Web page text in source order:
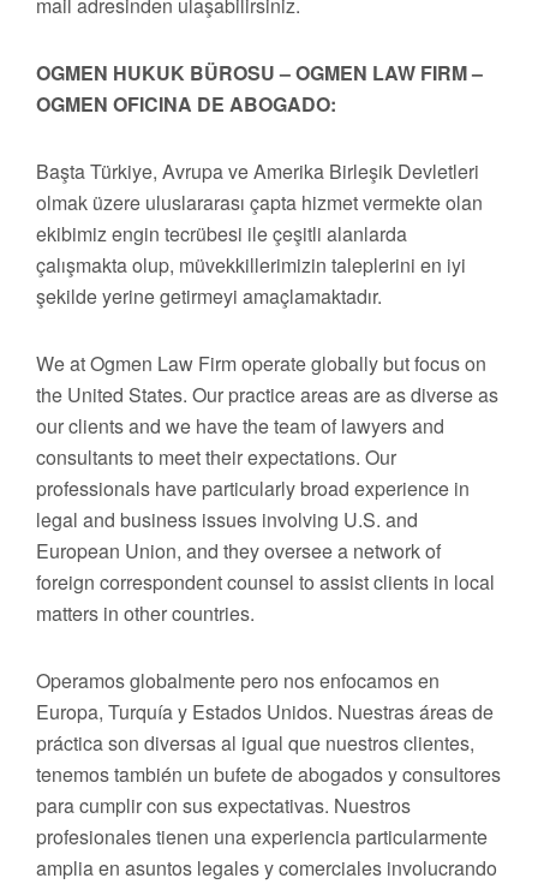
OGMEN HUKUK BÜROSU – OGMEN LAW FIRM –
OGMEN OFICINA DE ABOGADO:
Başta Türkiye, Avrupa ve Amerika Birleşik Devletleri
olmak üzere uluslararası çapta hizmet vermekte olan
ekibimiz engin tecrübesi ile çeşitli alanlarda
çalışmakta olup, müvekkillerimizin taleplerini en iyi
şekilde yerine getirmeyi amaçlamaktadır.
We at Ogmen Law Firm operate globally but focus on
the United States. Our practice areas are as diverse as
our clients and we have the team of lawyers and
consultants to meet their expectations. Our
professionals have particularly broad experience in
legal and business issues involving U.S. and
European Union, and they oversee a network of
foreign correspondent counsel to assist clients in local
matters in other countries.
Operamos globalmente pero nos enfocamos en
Europa, Turquía y Estados Unidos. Nuestras áreas de
práctica son diversas al igual que nuestros clientes,
tenemos también un bufete de abogados y consultores
para cumplir con sus expectativas. Nuestros
profesionales tienen una experiencia particularmente
amplia en asuntos legales y comerciales involucrando